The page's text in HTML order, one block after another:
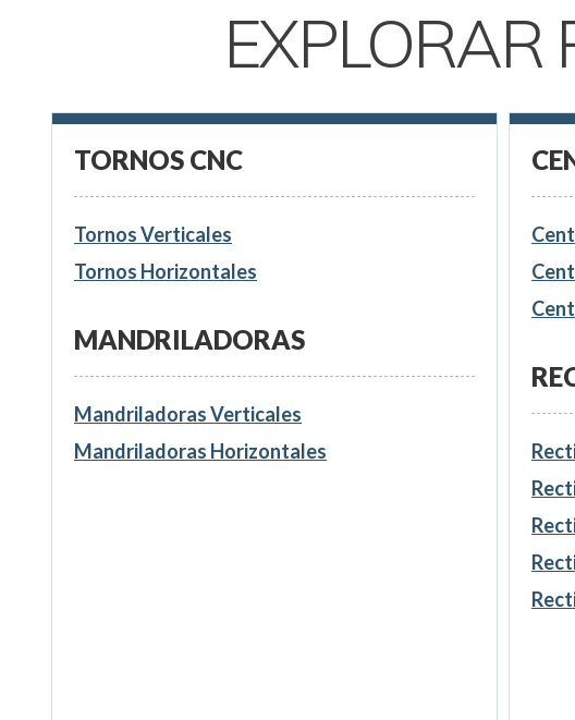
EXPLORAR
TORNOS CNC
Tornos Verticales
Tornos Horizontales
MANDRILADORAS
Mandriladoras Verticales
Mandriladoras Horizontales